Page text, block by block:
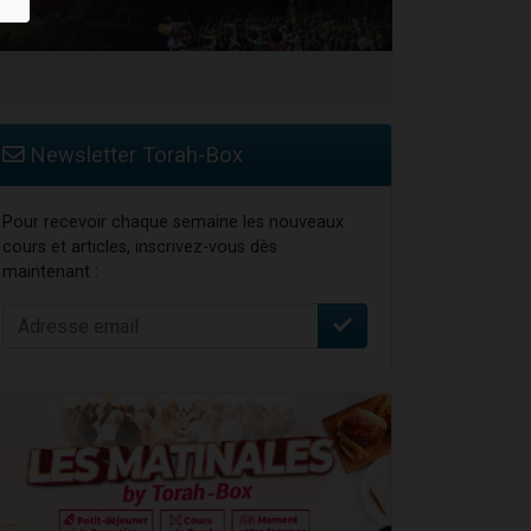
Newsletter Torah-Box
Pour recevoir chaque semaine les nouveaux
cours et articles, inscrivez-vous dès
maintenant :